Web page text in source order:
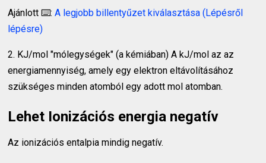
Ajánlott ⌨️:A legjobb billentyűzet kiválasztása (Lépésről
lépésre)
2. KJ/mol "mólegységek" (a kémiában) A kJ/mol az az
energiamennyiség, amely egy elektron eltávolításához
szükséges minden atomból egy adott mol atomban.
Lehet Ionizációs energia negatív
Az ionizációs entalpia mindig negatív.